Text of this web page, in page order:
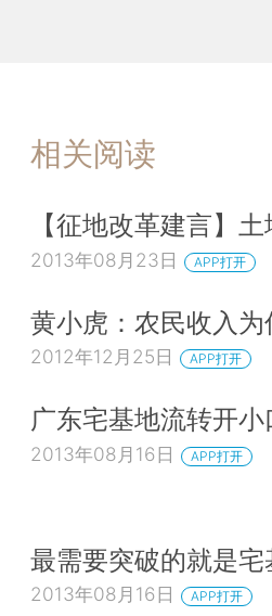
相关阅读
【征地改革建言】
2013年08月23日 APP打开
黄小虎：农民收入为
2012年12月25日 APP打开
广东宅基地流转开小
2013年08月16日 APP打开
最需要突破的就是宅
2013年08月16日 APP打开